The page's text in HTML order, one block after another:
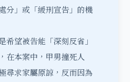
分」或「緩刑宣告」的機
希望被告能「深刻反省」
在本案中，甲男撞死人
尋求家屬原諒，反而因為